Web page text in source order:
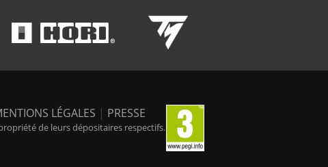
LÉGALES | PRESSE
de leurs dépositaires respectifs.